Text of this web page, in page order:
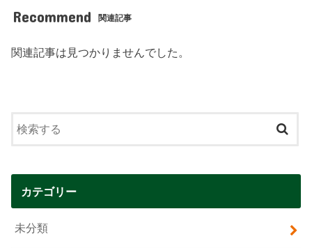
Recommend 関連記事
関連記事は見つかりませんでした。
カテゴリー
未分類